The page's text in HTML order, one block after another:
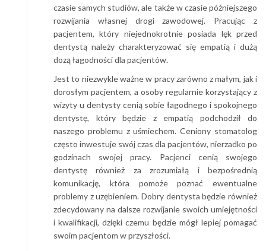
czasie samych studiów, ale także w czasie późniejszego
rozwijania własnej drogi zawodowej. Pracując z
pacjentem, który niejednokrotnie posiada lęk przed
dentystą należy charakteryzować się empatią i dużą
dozą łagodności dla pacjentów.
Jest to niezwykle ważne w pracy zarówno z małym, jak i
dorosłym pacjentem, a osoby regularnie korzystający z
wizyty u dentysty cenią sobie łagodnego i spokojnego
dentystę, który będzie z empatią podchodził do
naszego problemu z uśmiechem. Ceniony stomatolog
często inwestuje swój czas dla pacjentów, nierzadko po
godzinach swojej pracy. Pacjenci cenią swojego
dentystę również za zrozumiałą i bezpośrednią
komunikację, która pomoże poznać ewentualne
problemy z uzębieniem. Dobry dentysta będzie również
zdecydowany na dalsze rozwijanie swoich umiejętności
i kwalifikacji, dzięki czemu będzie mógł lepiej pomagać
swoim pacjentom w przyszłości.